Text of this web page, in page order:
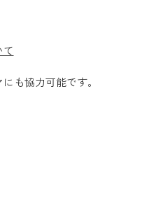
も協力可能です。